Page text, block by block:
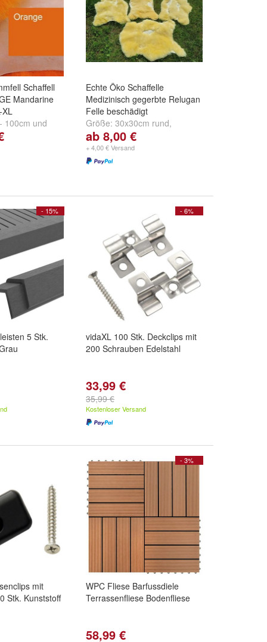
Schaffell
Mandarine
XL
100cm und
Echte Öko Schaffelle
Medizinisch gegerbte Relugan
Felle beschädigt
Größe: 30x30cm rund,
30x30cm eckig
undweitere ...
ab 8,00 €
+ 4,00 € Versand
- 15%
5 Stk.
- 6%
vidaXL 100 Stk. Deckclips mit
200 Schrauben Edelstahl
33,99 €
35,99 €
Kostenloser Versand
mit
Stk. Kunststoff
- 3%
WPC Fliese Barfussdiele
Terrassenfliese Bodenfliese
58,99 €